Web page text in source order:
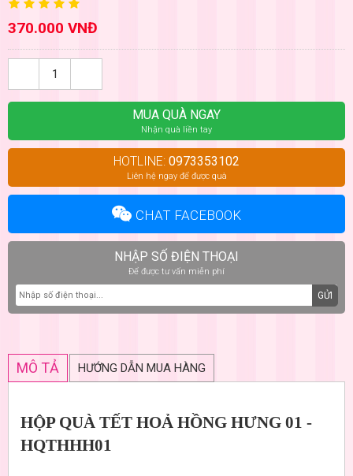
370.000 VNĐ
MUA QUÀ NGAY
Nhận quà liền tay
HOTLINE: 0973353102
Liên hệ ngay để được quà
CHAT FACEBOOK
NHẬP SỐ ĐIỆN THOẠI
Để được tư vấn miễn phí
GỬI
MÔ TẢ HƯỚNG DẪN MUA HÀNG
HỘP QUÀ TẾT HOẢ HỒNG HƯNG 01 -
HQTHHH01